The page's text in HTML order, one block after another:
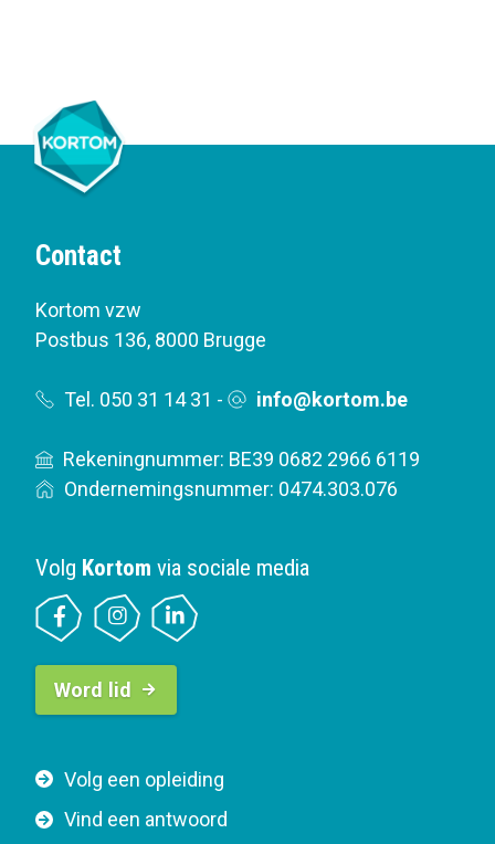
Contact
Kortom vzw
Postbus 136, 8000 Brugge
Tel. 050 31 14 31 - info@kortom.be
Rekeningnummer: BE39 0682 2966 6119
Ondernemingsnummer: 0474.303.076
F
o
Volg een opleiding
Vind een antwoord
Volg Kortom via sociale media
B
t
o
n
Word lid